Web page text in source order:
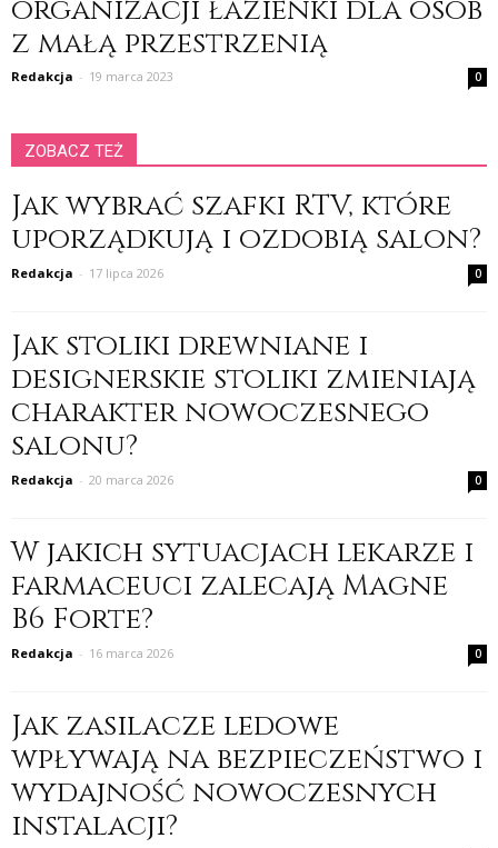
organizacji łazienki dla osób
z małą przestrzenią
Redakcja - 19 marca 2023 0
ZOBACZ TEŻ
Jak wybrać szafki RTV, które
uporządkują i ozdobią salon?
Redakcja - 17 lipca 2026 0
Jak stoliki drewniane i
designerskie stoliki zmieniają
charakter nowoczesnego
salonu?
Redakcja - 20 marca 2026 0
W jakich sytuacjach lekarze i
farmaceuci zalecają Magne
B6 Forte?
Redakcja - 16 marca 2026 0
Jak zasilacze ledowe
wpływają na bezpieczeństwo i
wydajność nowoczesnych
instalacji?